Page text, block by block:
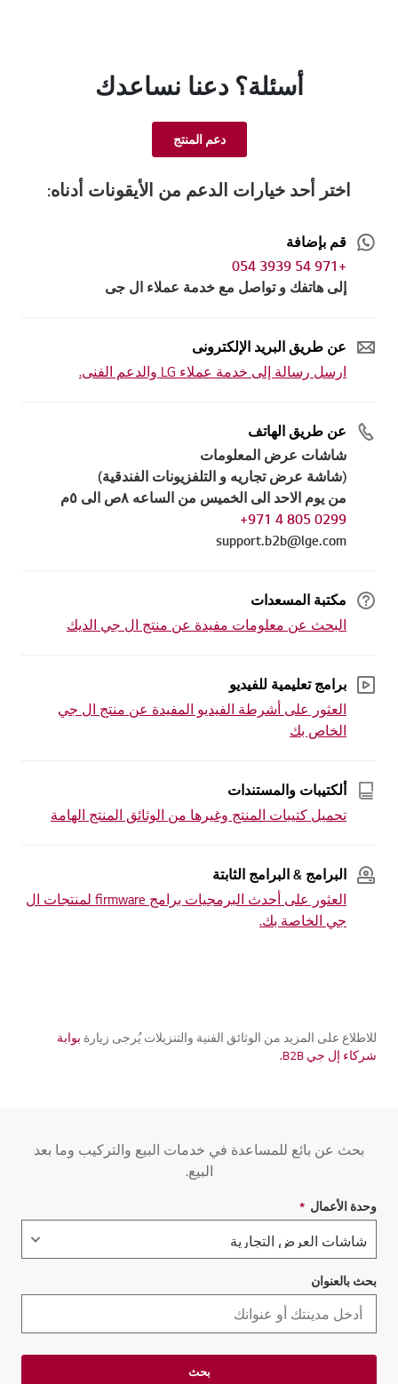
أسئلة؟ دعنا نساعدك
دعم المنتج
اختر أحد خيارات الدعم من الأيقونات أدناه:
قم بإضافة
+971 54 3939 054
إلى هاتفك و تواصل مع خدمة عملاء ال جى
عن طريق البريد الإلكترونى
ارسل رسالة إلى خدمة عملاء LG والدعم الفنى.
عن طريق الهاتف
شاشات عرض المعلومات
(شاشة عرض تجاريه و التلفزيونات الفندقية)
من يوم الاحد الى الخميس من الساعه ٨ص الى ٥م
0299 805 4 971+
support.b2b@lge.com
مكتبة المسعدات
البحث عن معلومات مفيدة عن منتج ال جي الديك
برامج تعليمية للفيديو
العثور على أشرطة الفيديو المفيدة عن منتج ال جي
الخاص بك
ألكتيبات والمستندات
تحميل كتيبات المنتج وغيرها من الوثائق المنتج الهامة
البرامج & البرامج الثابتة
العثور على أحدث البرمجيات برامج firmware لمنتجات ال
جي الخاصة بك.
للاطلاع على المزيد من الوثائق الفنية والتنزيلات يُرجى زيارة بوابة
شركاء إل جي B2B.
بحث عن بائع للمساعدة في خدمات البيع والتركيب وما بعد
البيع.
وحدة الأعمال *
بحث بالعنوان
بحث